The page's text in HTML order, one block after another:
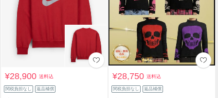
¥28,900送料込
関税負担なし 返品補償
¥28,750送料込
関税負担なし 返品補償